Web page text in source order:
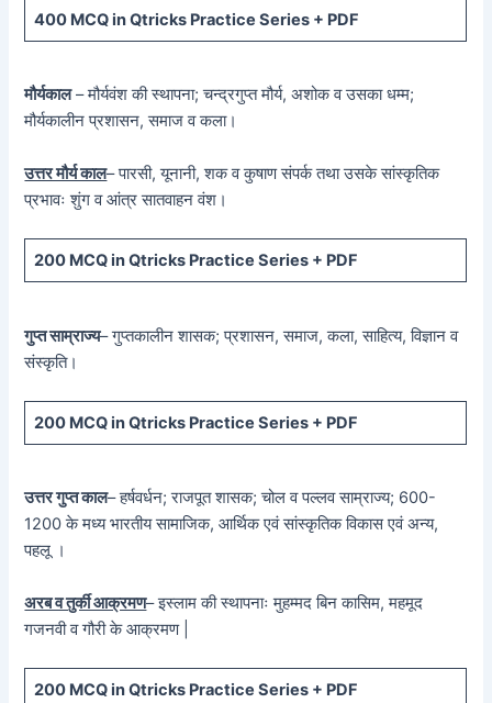
400 MCQin Qtricks Practice Series + PDF
मौर्यकाल– मौर्यवंश की स्थापना; चन्द्रगुप्त मौर्य, अशोक व उसका धम्म;
मौर्यकालीन प्रशासन, समाज व कला।
उत्तर मौर्य काल– पारसी, यूनानी, शक व कुषाण संपर्क तथा उसके सांस्कृतिक
प्रभावः शुंग व आंत्र सातवाहन वंश।
200 MCQ in Qtricks Practice Series + PDF
गुप्त साम्राज्य– गुप्तकालीन शासक; प्रशासन, समाज, कला, साहित्य, विज्ञान व
संस्कृति।
200 MCQ in Qtricks Practice Series + PDF
उत्तर गुप्त काल– हर्षवर्धन; राजपूत शासक; चोल व पल्लव साम्राज्य; 600-
1200 के मध्य भारतीय सामाजिक, आर्थिक एवं सांस्कृतिक विकास एवं अन्य,
पहलू ।
अरब व तुर्की आक्रमण– इस्लाम की स्थापनाः मुहम्मद बिन कासिम, महमूद
गजनवी व गौरी के आक्रमण |
200 MCQ in Qtricks Practice Series + PDF